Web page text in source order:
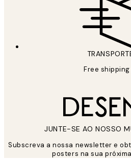
Free
JUNTE-SE AO NOSSO
Subscreva a nossa newsletter e
posters na sua